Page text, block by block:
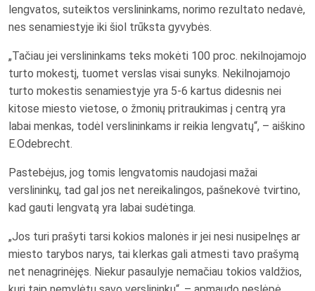
lengvatos, suteiktos verslininkams, norimo rezultato nedavė,
nes senamiestyje iki šiol trūksta gyvybės.
„Tačiau jei verslininkams teks mokėti 100 proc. nekilnojamojo
turto mokestį, tuomet verslas visai sunyks. Nekilnojamojo
turto mokestis senamiestyje yra 5-6 kartus didesnis nei
kitose miesto vietose, o žmonių pritraukimas į centrą yra
labai menkas, todėl verslininkams ir reikia lengvatų“, – aiškino
E.Odebrecht.
Pastebėjus, jog tomis lengvatomis naudojasi mažai
verslininkų, tad gal jos net nereikalingos, pašnekovė tvirtino,
kad gauti lengvatą yra labai sudėtinga.
„Jos turi prašyti tarsi kokios malonės ir jei nesi nusipelnęs ar
miesto tarybos narys, tai klerkas gali atmesti tavo prašymą
net nenagrinėjęs. Niekur pasaulyje nemačiau tokios valdžios,